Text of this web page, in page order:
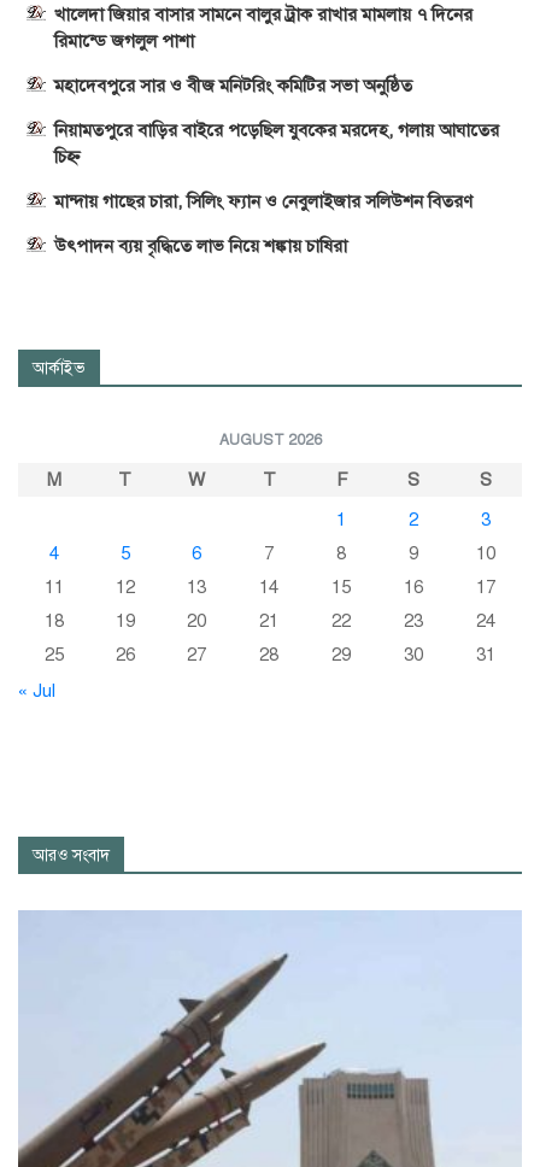
খালেদা জিয়ার বাসার সামনে বালুর ট্রাক রাখার মামলায় ৭ দিনের
রিমান্ডে জগলুল পাশা
মহাদেবপুরে সার ও বীজ মনিটরিং কমিটির সভা অনুষ্ঠিত
নিয়ামতপুরে বাড়ির বাইরে পড়েছিল যুবকের মরদেহ, গলায় আঘাতের
চিহ্ন
মান্দায় গাছের চারা, সিলিং ফ্যান ও নেবুলাইজার সলিউশন বিতরণ
উৎপাদন ব্যয় বৃদ্ধিতে লাভ নিয়ে শঙ্কায় চাষিরা
আর্কাইভ
AUGUST 2026
M T W T F S
S
1
2
3
4
5 6 7 8 9
10
11
12 13 14 15 16
17
18
19 20 21 22 23
24
25
26 27 28 29 30
31
« Jul
আরও সংবাদ